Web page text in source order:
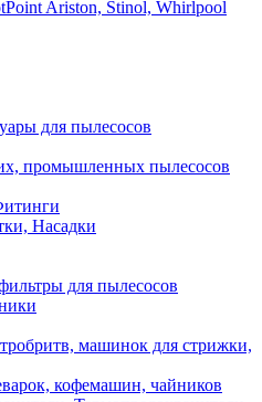
Ariston, Stinol, Whirlpool
для пылесосов
промышленных пылесосов
Насадки
для пылесосов
машинок для стрижки,
кофемашин, чайников